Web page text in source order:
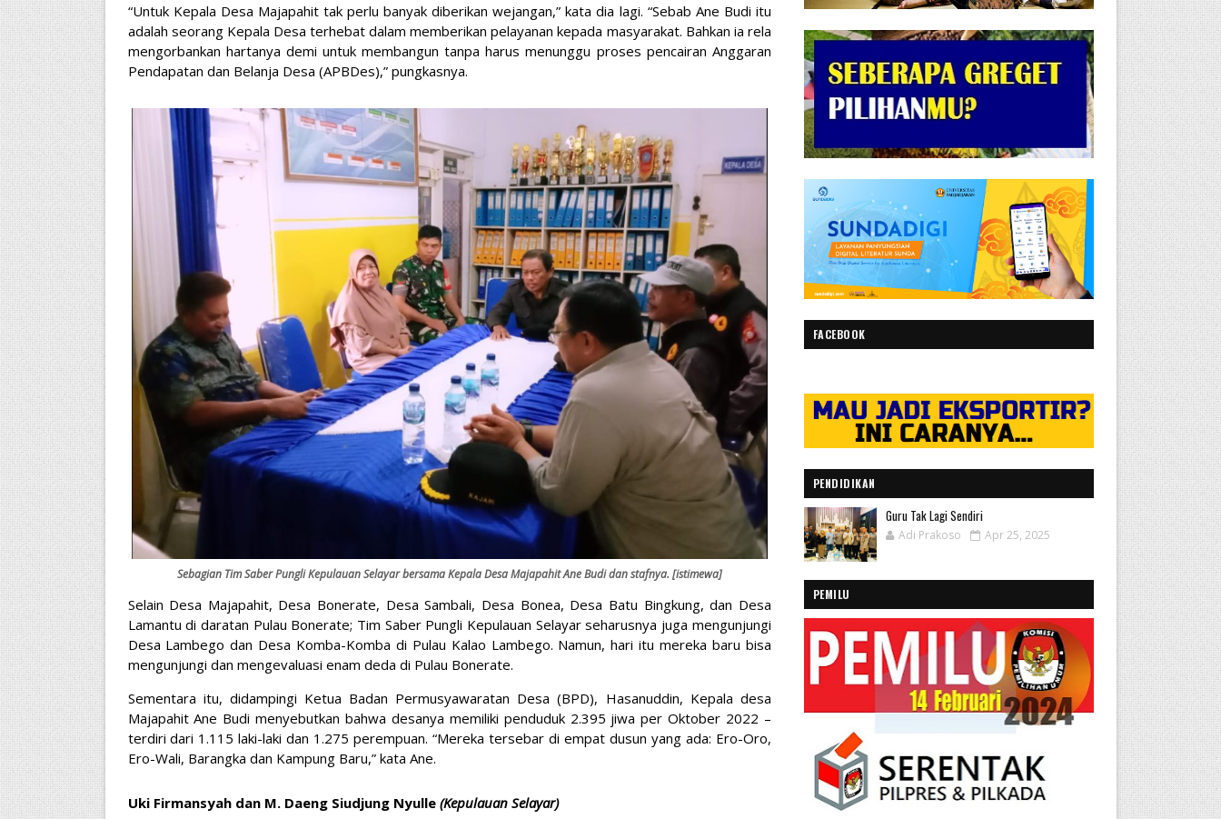
“Untuk Kepala Desa Majapahit tak perlu banyak diberikan wejangan,” kata dia lagi. “Sebab Ane Budi itu
adalah seorang Kepala Desa terhebat dalam memberikan pelayanan kepada masyarakat. Bahkan ia rela
mengorbankan hartanya demi untuk membangun tanpa harus menunggu proses pencairan Anggaran
Pendapatan dan Belanja Desa (APBDes),” pungkasnya.
Sebagian Tim Saber Pungli Kepulauan Selayar bersama Kepala Desa Majapahit Ane Budi dan stafnya. [istimewa]
Selain Desa Majapahit, Desa Bonerate, Desa Sambali, Desa Bonea, Desa Batu Bingkung, dan Desa
Lamantu di daratan Pulau Bonerate; Tim Saber Pungli Kepulauan Selayar seharusnya juga mengunjungi
Desa Lambego dan Desa Komba-Komba di Pulau Kalao Lambego. Namun, hari itu mereka baru bisa
mengunjungi dan mengevaluasi enam deda di Pulau Bonerate.
Sementara itu, didampingi Ketua Badan Permusyawaratan Desa (BPD), Hasanuddin, Kepala desa
Majapahit Ane Budi menyebutkan bahwa desanya memiliki penduduk 2.395 jiwa per Oktober 2022 –
terdiri dari 1.115 laki-laki dan 1.275 perempuan. “Mereka tersebar di empat dusun yang ada: Ero-Oro,
Ero-Wali, Barangka dan Kampung Baru,” kata Ane.
Uki Firmansyah dan M. Daeng Siudjung Nyulle (Kepulauan Selayar)
FACEBOOK
PENDIDIKAN
Guru Tak Lagi Sendiri
Adi Prakoso Apr 25, 2025
PEMILU